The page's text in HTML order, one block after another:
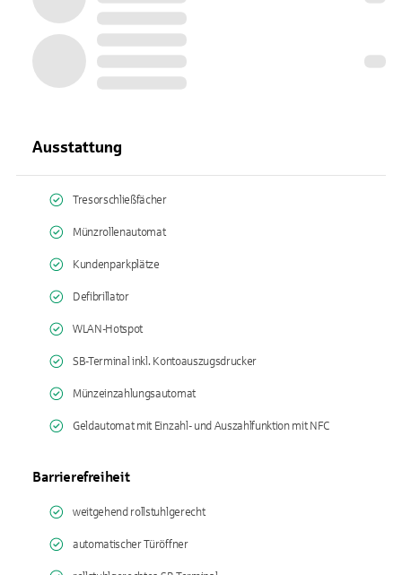
Ausstattung
Tresorschließfächer
Münzrollenautomat
Kundenparkplätze
Defibrillator
WLAN-Hotspot
SB-Terminal inkl. Kontoauszugsdrucker
Münzeinzahlungsautomat
Geldautomat mit Einzahl- und Auszahlfunktion mit NFC
Barrierefreiheit
weitgehend rollstuhlgerecht
automatischer Türöffner